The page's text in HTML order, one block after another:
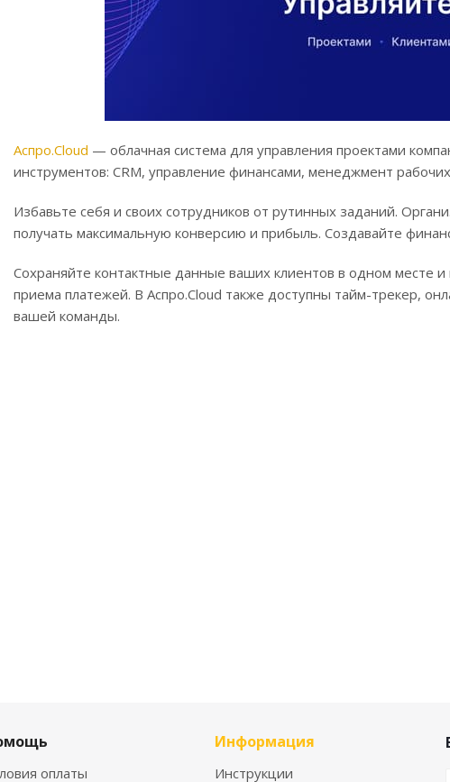
Аспро.Cloud — облачная система для управления проектами
инструментов: CRM, управление финансами, менеджмент
Избавьте себя и своих сотрудников от рутинных заданий.
получать максимальную конверсию и прибыль. Создавайте
Сохраняйте контактные данные ваших клиентов в одном месте
приема платежей. В Аспро.Cloud также доступны тайм-трекер,
вашей команды.
оплаты
Информация
Инструкции